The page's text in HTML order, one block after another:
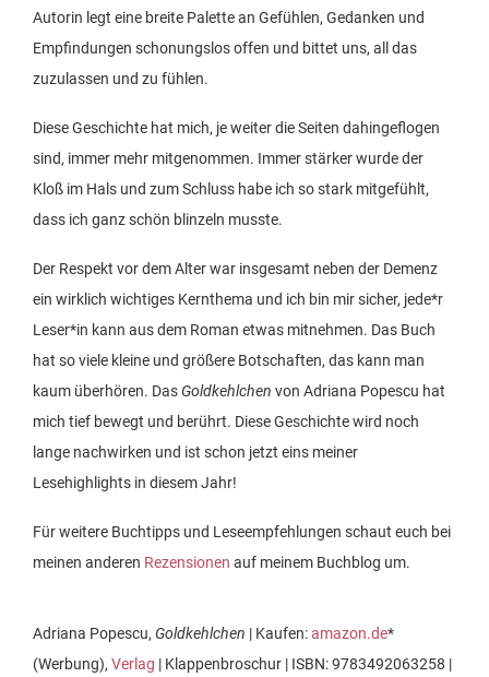
Autorin legt eine breite Palette an Gefühlen, Gedanken und
Empfindungen schonungslos offen und bittet uns, all das
zuzulassen und zu fühlen.
Diese Geschichte hat mich, je weiter die Seiten dahingeflogen
sind, immer mehr mitgenommen. Immer stärker wurde der
Kloß im Hals und zum Schluss habe ich so stark mitgefühlt,
dass ich ganz schön blinzeln musste.
Der Respekt vor dem Alter war insgesamt neben der Demenz
ein wirklich wichtiges Kernthema und ich bin mir sicher, jede*r
Leser*in kann aus dem Roman etwas mitnehmen. Das Buch
hat so viele kleine und größere Botschaften, das kann man
kaum überhören. Das Goldkehlchen von Adriana Popescu hat
mich tief bewegt und berührt. Diese Geschichte wird noch
lange nachwirken und ist schon jetzt eins meiner
Lesehighlights in diesem Jahr!
Für weitere Buchtipps und Leseempfehlungen schaut euch bei
meinen anderen Rezensionen auf meinem Buchblog um.
Adriana Popescu, Goldkehlchen | Kaufen:amazon.de*
(Werbung), Verlag | Klappenbroschur | ISBN: 9783492063258 |